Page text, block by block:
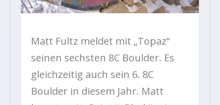
Matt Fultz meldet mit „Topaz“
seinen sechsten 8C Boulder. Es
gleichzeitig auch sein 6. 8C
Boulder in diesem Jahr. Matt